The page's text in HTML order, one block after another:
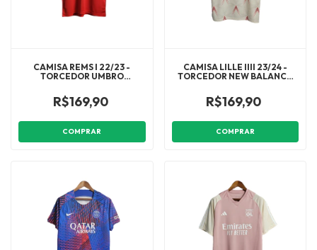
CAMISA REMS I 22/23 -
TORCEDOR UMBRO
COM DETALHES EM BRANCO
R$169,90
COMPRAR
CAMISA LILLE IIII 23/24 -
TORCEDOR NEW BALANCE
DETALHES EM AZUL E
VERMELHO
R$169,90
COMPRAR